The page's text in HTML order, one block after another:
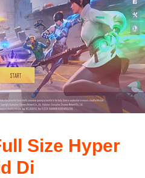
Size Hyper
Di